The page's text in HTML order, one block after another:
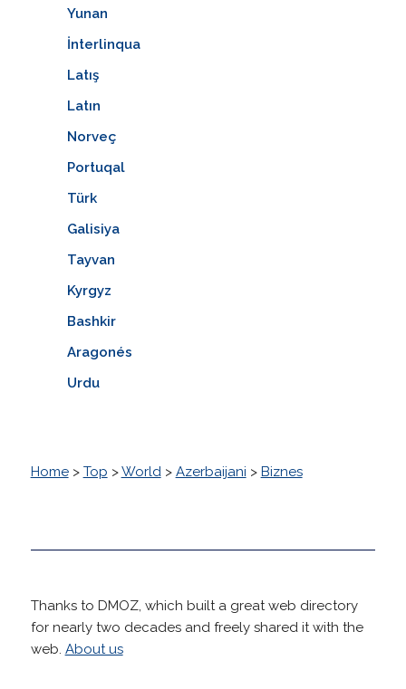
Yunan
İnterlinqua
Latış
Latın
Norveç
Portuqal
Türk
Galisiya
Tayvan
Kyrgyz
Bashkir
Aragonés
Urdu
Home> Top >World> Azerbaijani > Biznes
Thanks to DMOZ, which built a great web directory
for nearly two decades and freely shared it with the
web. About us